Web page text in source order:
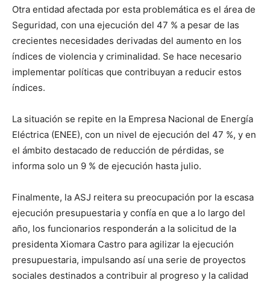
Otra entidad afectada por esta problemática es el área de
Seguridad, con una ejecución del 47 % a pesar de las
crecientes necesidades derivadas del aumento en los
índices de violencia y criminalidad. Se hace necesario
implementar políticas que contribuyan a reducir estos
índices.
La situación se repite en la Empresa Nacional de Energía
Eléctrica (ENEE), con un nivel de ejecución del 47 %, y en
el ámbito destacado de reducción de pérdidas, se
informa solo un 9 % de ejecución hasta julio.
Finalmente, la ASJ reitera su preocupación por la escasa
ejecución presupuestaria y confía en que a lo largo del
año, los funcionarios responderán a la solicitud de la
presidenta Xiomara Castro para agilizar la ejecución
presupuestaria, impulsando así una serie de proyectos
sociales destinados a contribuir al progreso y la calidad